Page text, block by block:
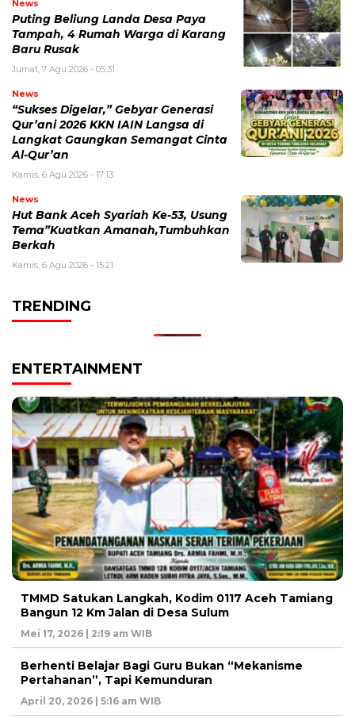
News
Puting Beliung Landa Desa Paya
Tampah, 4 Rumah Warga di Karang
Baru Rusak
Jumat, 7 Agu 2026 - 05:31
News
“Sukses Digelar,” Gebyar Generasi
Qur’ani 2026 KKN IAIN Langsa di
Langkat Gaungkan Semangat Cinta
Al-Qur’an
Kamis, 6 Agu 2026 - 17:13
News
Hut Bank Aceh Syariah Ke-53, Usung
Tema”Kuatkan Amanah,Tumbuhkan
Berkah
Kamis, 6 Agu 2026 - 15:21
TRENDING
ENTERTAINMENT
TMMD Satukan Langkah, Kodim 0117 Aceh Tamiang
Bangun 12 Km Jalan di Desa Sulum
Mei 17, 2026 | 2:19 am WIB
Berhenti Belajar Bagi Guru Bukan “Mekanisme
Pertahanan”, Tapi Kemunduran
April 20, 2026 | 5:16 am WIB